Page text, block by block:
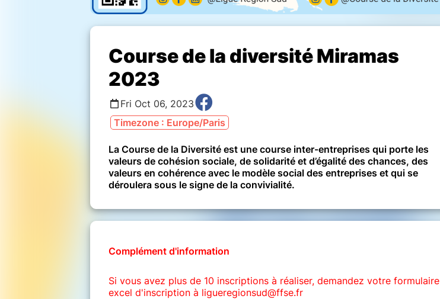
Course de la diversité Miramas
2023
Fri Oct 06, 2023
Timezone : Europe/Paris
La Course de la Diversité est une course inter-entreprises qui porte les
valeurs de cohésion sociale, de solidarité et d’égalité des chances, des
valeurs en cohérence avec le modèle social des entreprises et qui se
déroulera sous le signe de la convivialité.
Complément d'information
Si vous avez plus de 10 inscriptions à réaliser, demandez votre formulaire
excel d'inscription à ligueregionsud@ffse.fr